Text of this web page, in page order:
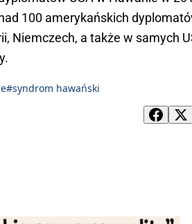
100 amerykańskich
Niemczech, a także w samych
#syndrom hawański